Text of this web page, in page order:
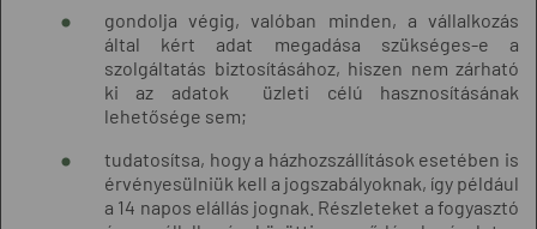
gondolja végig, valóban minden, a vállalkozás
által kért adat megadása szükséges-e a
szolgáltatás biztosításához, hiszen nem zárható
ki az adatok üzleti célú hasznosításának
lehetősége sem;
tudatosítsa, hogy a házhozszállítások esetében is
érvényesülniük kell a jogszabályoknak, így például
a 14 napos elállás jognak. Részleteket a fogyasztó